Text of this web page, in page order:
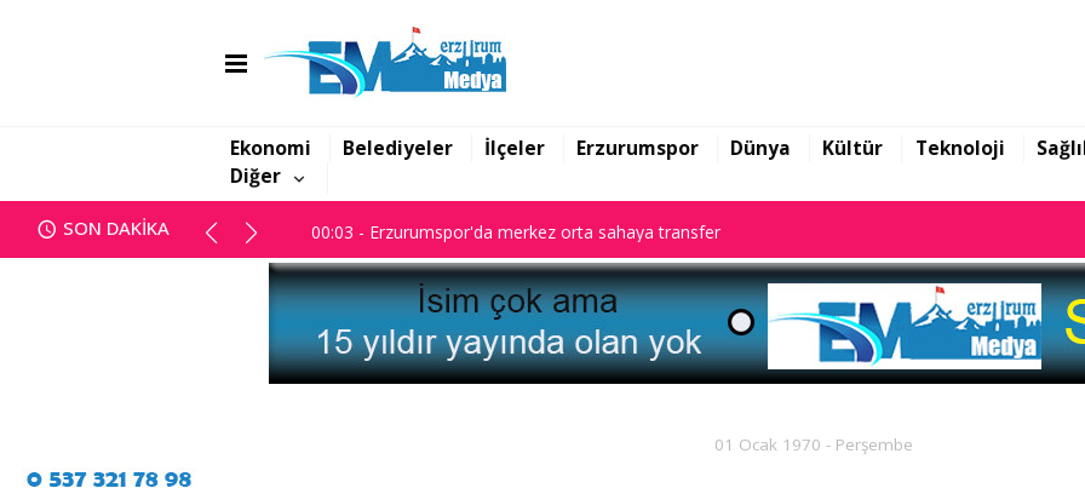
Ekonomi Belediyeler İlçeler Erzurumspor Dünya Kültür Teknoloji
Diğer
SON DAKİKA 00:03 - Erzurumspor'da merkez orta sahaya transfer
01 Ocak 1970 - Perşembe